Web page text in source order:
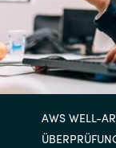
AWS WELL-